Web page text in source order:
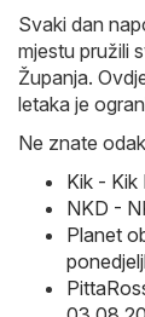
Svaki dan
mjestu pružili
Županja.
letaka je
Ne znate
Kik -
NKD -
Planet